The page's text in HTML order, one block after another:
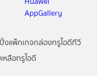
งแพ็กเกจกล่องทรูไอดีทีวี
หลือทรูไอดี